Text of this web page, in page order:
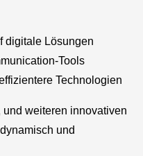
digitale Lösungen
Tools
Technologien
und weiteren innovativen
und